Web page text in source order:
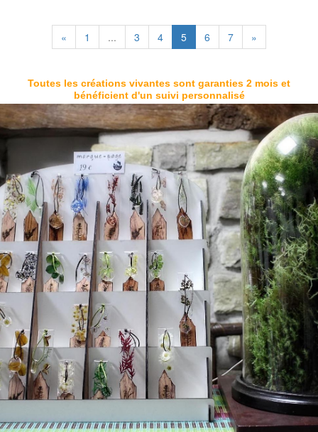
« 1 ... 3 4 5 6 7 »
Toutes les créations vivantes sont garanties 2 mois et
bénéficient d'un suivi personnalisé